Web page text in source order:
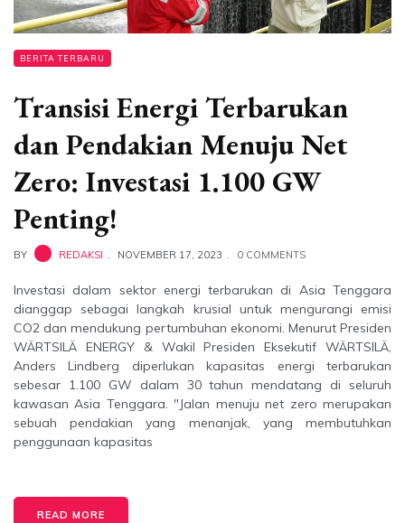
BERITA TERBARU
Transisi Energi Terbarukan
dan Pendakian Menuju Net
Zero: Investasi 1.100 GW
Penting!
BY REDAKSI NOVEMBER 17, 2023 0 COMMENTS
Investasi dalam sektor energi terbarukan di Asia Tenggara
dianggap sebagai langkah krusial untuk mengurangi emisi
CO2 dan mendukung pertumbuhan ekonomi. Menurut Presiden
WÄRTSILÄ ENERGY & Wakil Presiden Eksekutif WÄRTSILÄ,
Anders Lindberg diperlukan kapasitas energi terbarukan
sebesar 1.100 GW dalam 30 tahun mendatang di seluruh
kawasan Asia Tenggara. "Jalan menuju net zero merupakan
sebuah pendakian yang menanjak, yang membutuhkan
penggunaan kapasitas
READ MORE